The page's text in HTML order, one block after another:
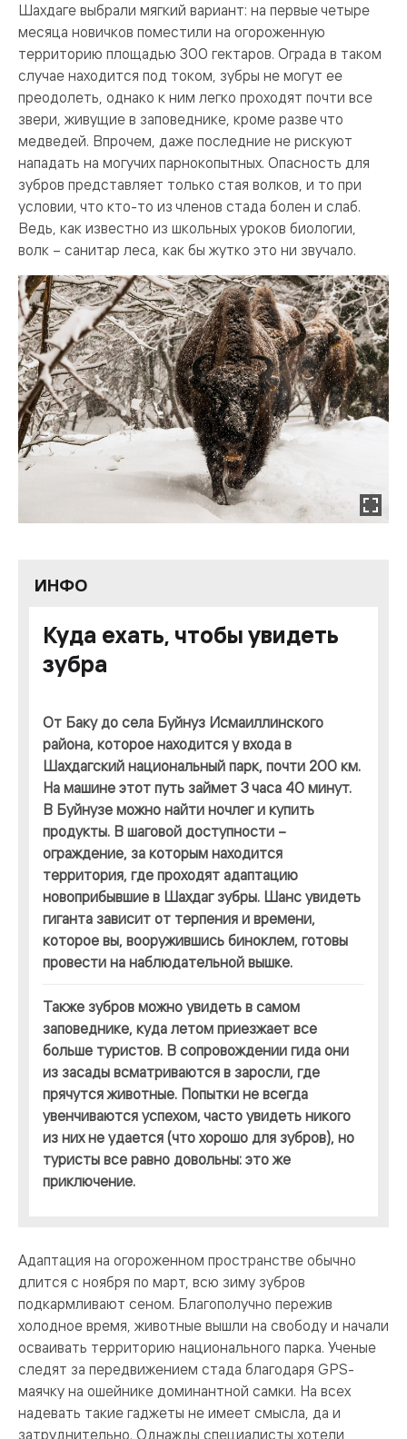
Шахдаге выбрали мягкий вариант: на первые четыре
месяца новичков поместили на огороженную
территорию площадью 300 гектаров. Ограда в таком
случае находится под током, зубры не могут ее
преодолеть, однако к ним легко проходят почти все
звери, живущие в заповеднике, кроме разве что
медведей. Впрочем, даже последние не рискуют
нападать на могучих парнокопытных. Опасность для
зубров представляет только стая волков, и то при
условии, что кто-то из членов стада болен и слаб.
Ведь, как известно из школьных уроков биологии,
волк – санитар леса, как бы жутко это ни звучало.
ИНФО
Куда ехать, чтобы увидеть
зубра
От Баку до села Буйнуз Исмаиллинского
района, которое находится у входа в
Шахдагский национальный парк, почти 200 км.
На машине этот путь займет 3 часа 40 минут.
В Буйнузе можно найти ночлег и купить
продукты. В шаговой доступности –
ограждение, за которым находится
территория, где проходят адаптацию
новоприбывшие в Шахдаг зубры. Шанс увидеть
гиганта зависит от терпения и времени,
которое вы, вооружившись биноклем, готовы
провести на наблюдательной вышке.
Также зубров можно увидеть в самом
заповеднике, куда летом приезжает все
больше туристов. В сопровождении гида они
из засады всматриваются в заросли, где
прячутся животные. Попытки не всегда
увенчиваются успехом, часто увидеть никого
из них не удается (что хорошо для зубров), но
туристы все равно довольны: это же
приключение.
Адаптация на огороженном пространстве обычно
длится с ноября по март, всю зиму зубров
подкармливают сеном. Благополучно пережив
холодное время, животные вышли на свободу и начали
осваивать территорию национального парка. Ученые
следят за передвижением стада благодаря GPS-
маячку на ошейнике доминантной самки. На всех
надевать такие гаджеты не имеет смысла, да и
затруднительно. Однажды специалисты хотели